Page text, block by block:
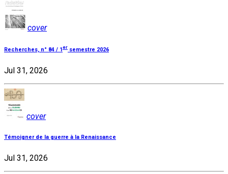
cover
Recherches, n° 84 / 1 er semestre 2026
Jul 31, 2026
cover
Témoigner de la guerre à la Renaissance
Jul 31, 2026